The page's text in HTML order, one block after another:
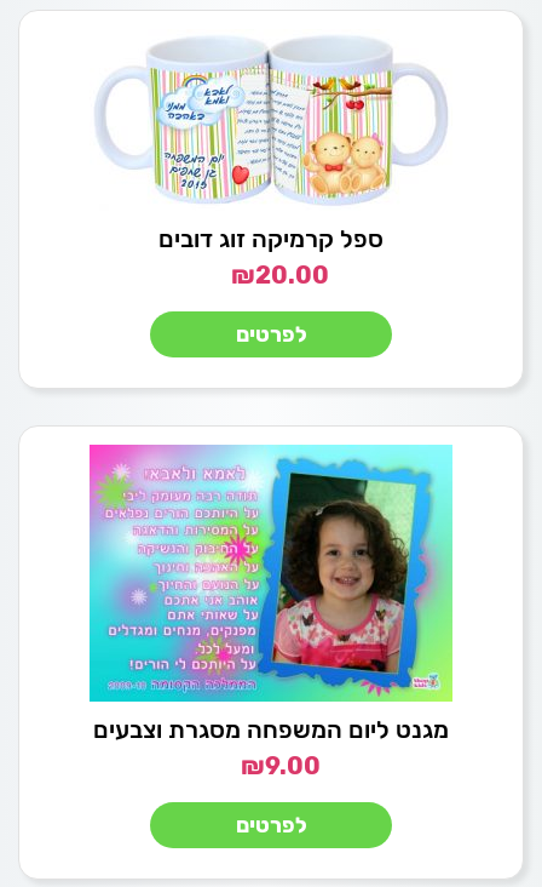
ספל קרמיקה זוג דובים
₪20.00
לפרטים
מגנט ליום המשפחה מסגרת וצבעים
₪9.00
לפרטים